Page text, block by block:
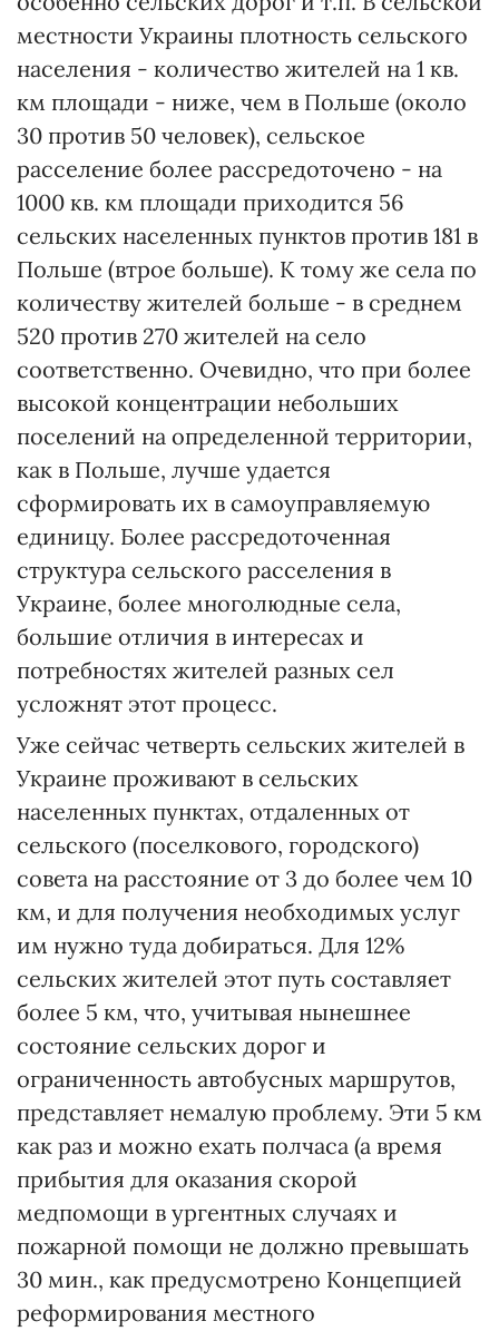
местности Украины плотность сельского
населения - количество жителей на 1 кв.
км площади - ниже, чем в Польше (около
30 против 50 человек), сельское
расселение более рассредоточено - на
1000 кв. км площади приходится 56
сельских населенных пунктов против 181 в
Польше (втрое больше). К тому же села по
количеству жителей больше - в среднем
520 против 270 жителей на село
соответственно. Очевидно, что при более
высокой концентрации небольших
поселений на определенной территории,
как в Польше, лучше удается
сформировать их в самоуправляемую
единицу. Более рассредоточенная
структура сельского расселения в
Украине, более многолюдные села,
большие отличия в интересах и
потребностях жителей разных сел
усложнят этот процесс.
Уже сейчас четверть сельских жителей в
Украине проживают в сельских
населенных пунктах, отдаленных от
сельского (поселкового, городского)
совета на расстояние от 3 до более чем 10
км, и для получения необходимых услуг
им нужно туда добираться. Для 12%
сельских жителей этот путь составляет
более 5 км, что, учитывая нынешнее
состояние сельских дорог и
ограниченность автобусных маршрутов,
представляет немалую проблему. Эти 5 км
как раз и можно ехать полчаса (а время
прибытия для оказания скорой
медпомощи в ургентных случаях и
пожарной помощи не должно превышать
30 мин., как предусмотрено Концепцией
реформирования местного